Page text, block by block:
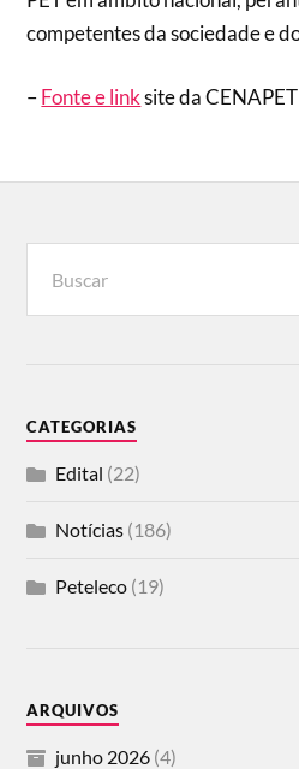
competentes da sociedade e
–Fonte e linksite da CENAPET
CATEGORIAS
Edital (22)
Notícias (186)
Peteleco (19)
ARQUIVOS
junho 2026 (4)